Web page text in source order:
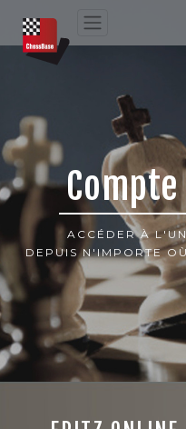
Compte
ACCÉDER À
DEPUIS N'IMPORTE